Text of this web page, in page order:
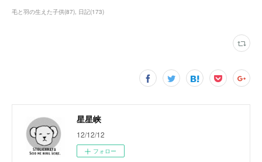
毛と羽の生えた子供(87) 日記(173)
星星峡
12/12/12
フォロー